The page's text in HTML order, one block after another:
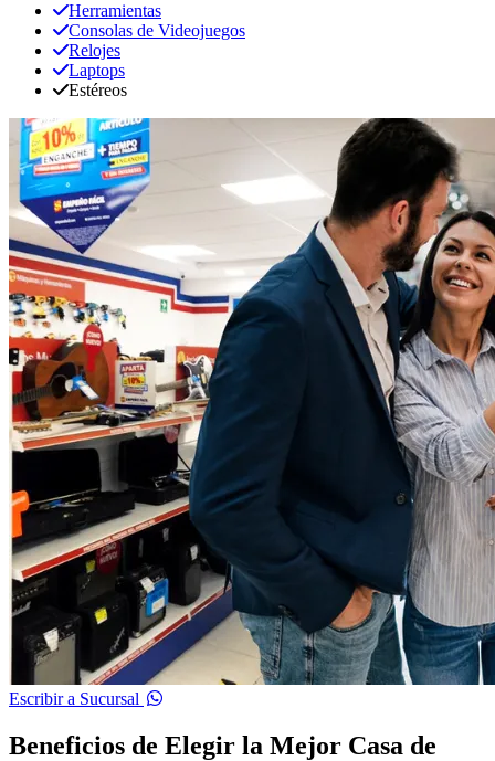
Herramientas
Consolas de Videojuegos
Relojes
Laptops
Estéreos
Escribir a Sucursal
Beneficios de Elegir la Mejor Casa de